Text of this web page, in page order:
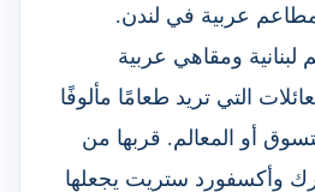
عربية في لندن.
ومقاهي عربية
التي تريد طعامًا مألوفًا
أو المعالم. قربها من
وأكسفورد ستريت يجعلها